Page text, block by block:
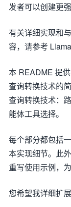
发者可以创建更
有关详细实现和
容，请参考
本 README 提
查询转换技术的
查询转换技术：
能体工具选择。
每个部分都包括
本实现细节。此
重写使用示例，
您希望我详细扩